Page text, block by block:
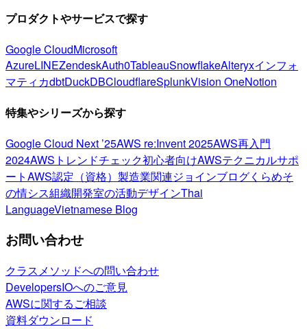
プロダクトやサービスで探す
Google CloudMicrosoft
AzureLINEZendeskAuth0TableauSnowflakeAlteryxインフォ
マティカdbtDuckDBCloudflareSplunkVision OneNotion
特集やシリーズから探す
Google Cloud Next ’25AWS re:Invent 2025AWS再入門
2024AWSトレンドチェック初心者向けAWSテクニカルサポ
ートAWS認定（資格） 製造業関連ジョインブログくらめそ
の情シス組織開発室の活動デザインThai
LanguageVietnamese Blog
お問い合わせ
クラスメソッドへの問い合わせ
DevelopersIOへのご意見
AWSに関するご相談
資料ダウンロード